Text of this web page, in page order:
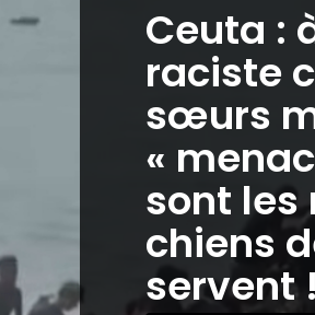
Ceuta :
raciste
sœurs
«
sont
chiens
servent !